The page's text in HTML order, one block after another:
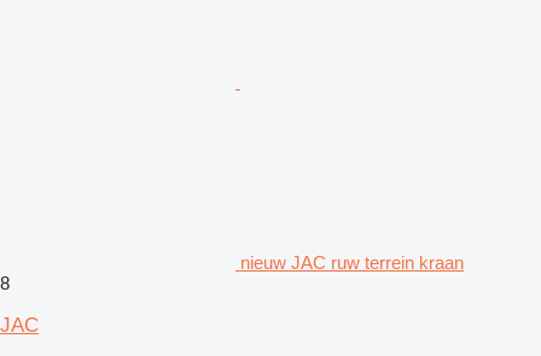
nieuw JAC ruw terrein kraan
8
JAC